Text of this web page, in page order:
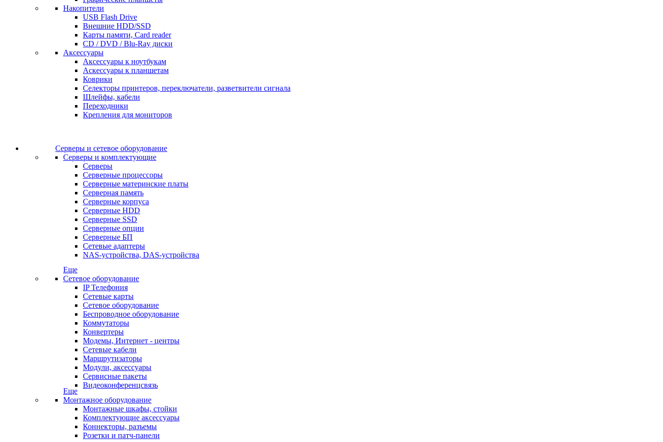
Накопители
USB Flash Drive
Внешние HDD/SSD
Карты памяти, Card reader
CD / DVD / Blu-Ray диски
Аксессуары
Аксессуары к ноутбукам
Аскессуары к планшетам
Коврики
Селекторы принтеров, переключатели, разветвители сигнала
Шлейфы, кабели
Переходники
Крепления для мониторов
Серверы и сетевое оборудование
Серверы и комплектующие
Серверы
Серверные процессоры
Серверные материнские платы
Серверная память
Серверные корпуса
Серверные HDD
Серверные SSD
Серверные опции
Серверные БП
Сетевые адаптеры
NAS-устройства, DAS-устройства
Еще
Сетевое оборудование
IP Телефония
Сетевые карты
Сетевое оборудование
Беспроводное оборудование
Коммутаторы
Конвертеры
Модемы, Интернет - центры
Сетевые кабели
Маршрутизаторы
Модули, аксессуары
Сервисные пакеты
Видеоконференцсвязь
Еще
Монтажное оборудование
Монтажные шкафы, стойки
Комплектующие аксессуары
Коннекторы, разъемы
Розетки и патч-панели